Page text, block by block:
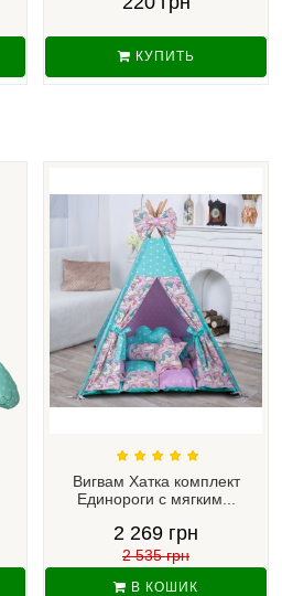
КУПИТЬ
Вигвам Хатка комплект
Единороги с мягким...
2 269 грн
2 535 грн
В КОШИК